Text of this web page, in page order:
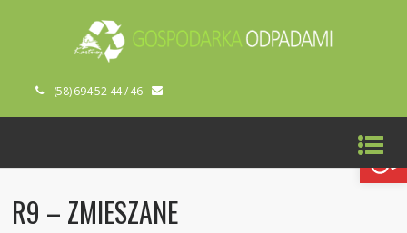
Open toolbar
(58) 694 52 44 / 46
R9 – ZMIESZANE